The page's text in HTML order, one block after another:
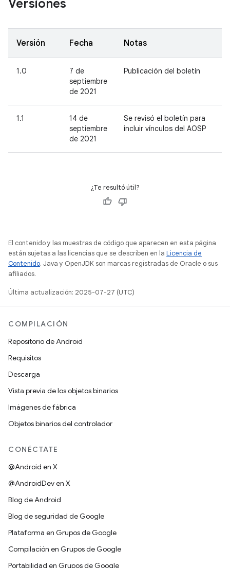
Versiones
Versión Fecha Notas
1.0
7 de
septiembre
de 2021
Publicación del boletín
1.1
14 de
septiembre
de 2021
Se revisó el boletín para
incluir vínculos del AOSP
¿Te resultó útil?
El contenido y las muestras de código que aparecen en esta página
están sujetas a las licencias que se describen en la Licencia de
Contenido. Java y OpenJDK son marcas registradas de Oracle o sus
afiliados.
Última actualización: 2025-07-27 (UTC)
COMPILACIÓN
Repositorio de Android
Requisitos
Descarga
Vista previa de los objetos binarios
Imágenes de fábrica
Objetos binarios del controlador
CONÉCTATE
@Android en X
@AndroidDev en X
Blog de Android
Blog de seguridad de Google
Plataforma en Grupos de Google
Compilación en Grupos de Google
Portabilidad en Grupos de Google